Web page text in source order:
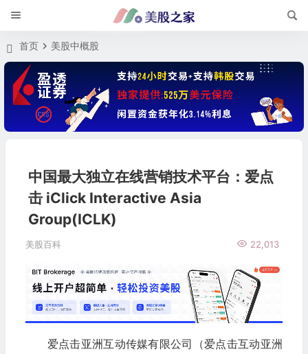
首页 美股中概股
中国最大独立在线营销技术平台：爱点
击 iClick Interactive Asia
Group(ICLK)
美股百科 22,013
爱点击亚洲互动传媒有限公司（爱点击互动亚洲